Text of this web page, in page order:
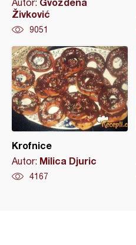
Autor:
Živković
9051
Krofnice
Autor: Milica Djuric
4167